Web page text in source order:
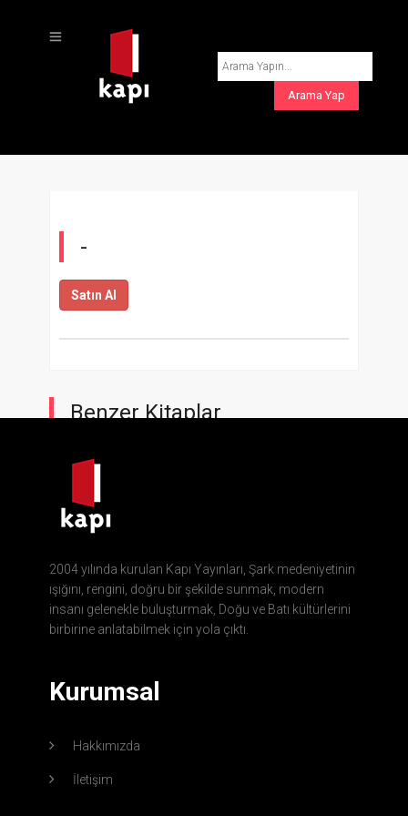
-
Satın Al
Benzer Kitaplar
2004 yılında kurulan Kapı Yayınları, Şark medeniyetinin
ışığını, rengini, doğru bir şekilde sunmak, modern
insanı gelenekle buluşturmak, Doğu ve Batı kültürlerini
birbirine anlatabilmek için yola çıktı.
Kurumsal
Hakkımızda
İletişim